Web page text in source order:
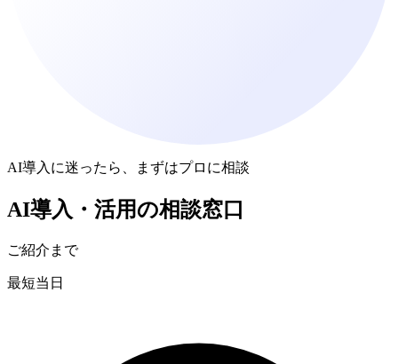
AI導入に迷ったら、まずはプロに相談
AI導入・活用の相談窓口
ご紹介まで
最短当日